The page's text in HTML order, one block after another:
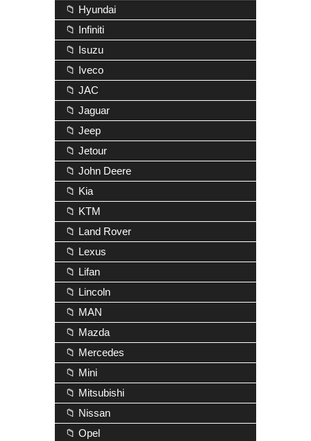
📁 Hyundai
📁 Infiniti
📁 Isuzu
📁 Iveco
📁 JAC
📁 Jaguar
📁 Jeep
📁 Jetour
📁 John Deere
📁 Kia
📁 KTM
📁 Land Rover
📁 Lexus
📁 Lifan
📁 Lincoln
📁 MAN
📁 Mazda
📁 Mercedes
📁 Mini
📁 Mitsubishi
📁 Nissan
📁 Opel